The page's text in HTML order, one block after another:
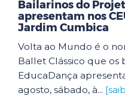
Bailarinos do
apresentam nos
Jardim Cumbica
Volta ao Mundo é o
Ballet Clássico que os
EducaDança
agosto, sábado, à...